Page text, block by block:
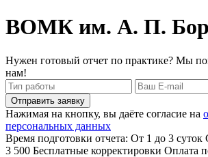
ВОМК им. А. П.
Нужен готовый отчет по практике? Мы
нам!
Отправить заявку
Нажимая на кнопку, вы даёте согласие на
персональных данных
Время подготовки отчета: От 1 до 3 суток
3 500 Бесплатные корректировки Оплата